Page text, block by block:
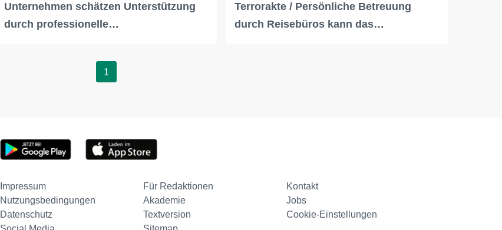
Unternehmen schätzen Unterstützung
durch professionelle…
Terrorakte / Persönliche Betreuung
durch Reisebüros kann das…
1
Impressum Für Redaktionen
Kontakt
Nutzungsbedingungen
Akademie
Jobs
Datenschutz
Textversion
Cookie-Einstellungen